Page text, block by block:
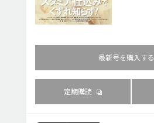
最新号を購入する
定期購読